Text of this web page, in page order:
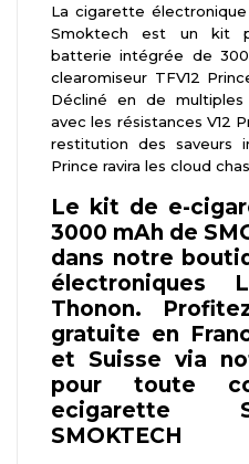
La cigarette
Smoktech est un kit
batterie intégrée de
clearomiseur TFV12
Décliné en de
avec les résistances V12
restitution des saveurs
Prince ravira les cloud
Le kit de e-
3000 mAh de
dans notre
électroniques
Thonon.
gratuite en
et Suisse via
pour toute
ecigarette
SMOKTECH